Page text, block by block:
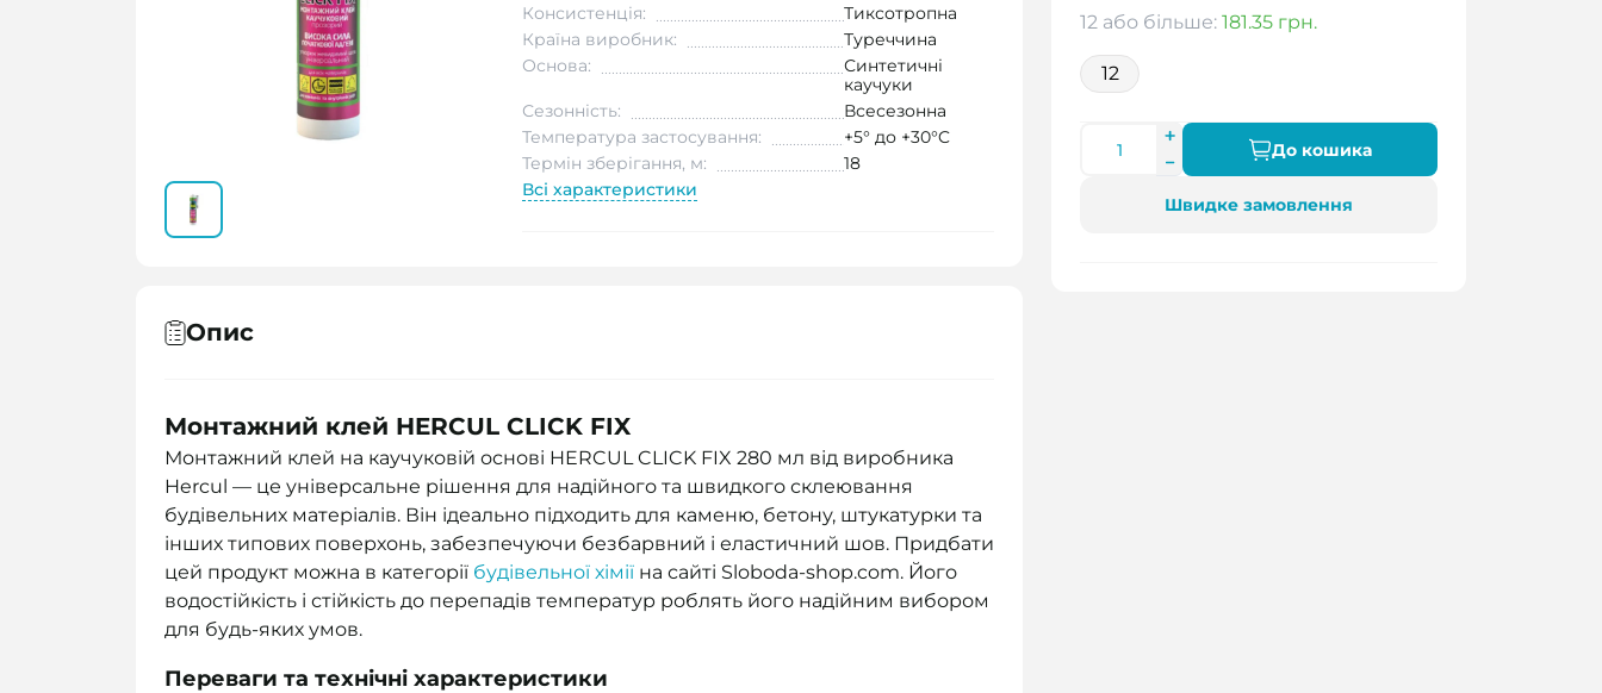
12 або більше: 181.35 грн.
12
До кошика
Швидке замовлення
Консистенція:
Тиксотропна
Країна виробник:
Туреччина
Основа:
Синтетичні
каучуки
Сезонність:
Всесезонна
Температура застосування:
+5° до +30°C
Термін зберігання, м:
18
Всі характеристики
Опис
Монтажний клей HERCUL CLICK FIX
Монтажний клей на каучуковій основі HERCUL CLICK FIX 280 мл від виробника
Hercul — це універсальне рішення для надійного та швидкого склеювання
будівельних матеріалів. Він ідеально підходить для каменю, бетону, штукатурки та
інших типових поверхонь, забезпечуючи безбарвний і еластичний шов. Придбати
цей продукт можна в категорії будівельної хімії на сайті Sloboda-shop.com. Його
водостійкість і стійкість до перепадів температур роблять його надійним вибором
для будь-яких умов.
Переваги та технічні характеристики